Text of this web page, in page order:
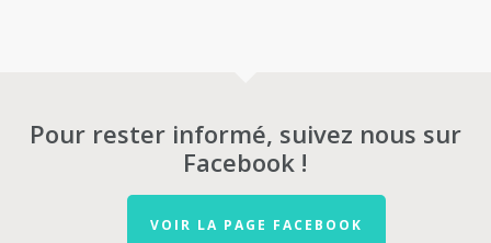
Pour rester informé, suivez nous sur
Facebook !
VOIR LA PAGE FACEBOOK